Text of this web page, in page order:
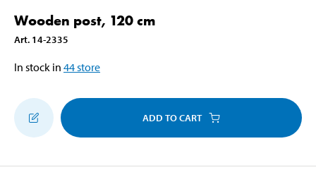
Wooden post, 120 cm
Art. 14-2335
In stock in 44store
ADD TO CART